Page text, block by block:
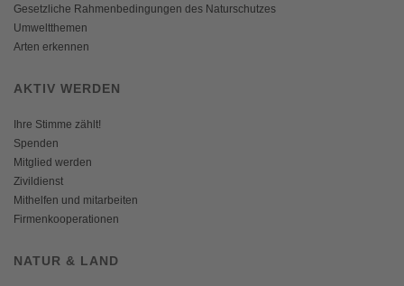
Gesetzliche Rahmenbedingungen des Naturschutzes
Umweltthemen
Arten erkennen
AKTIV WERDEN
Ihre Stimme zählt!
Spenden
Mitglied werden
Zivildienst
Mithelfen und mitarbeiten
Firmenkooperationen
NATUR & LAND